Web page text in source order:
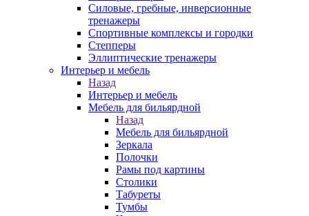
Силовые, гребные, инверсионные
тренажеры
Спортивные комплексы и городки
Степперы
Эллиптические тренажеры
Интерьер и мебель
Назад
Интерьер и мебель
Мебель для бильярдной
Назад
Мебель для бильярдной
Зеркала
Полочки
Рамы под картины
Столики
Табуреты
Тумбы